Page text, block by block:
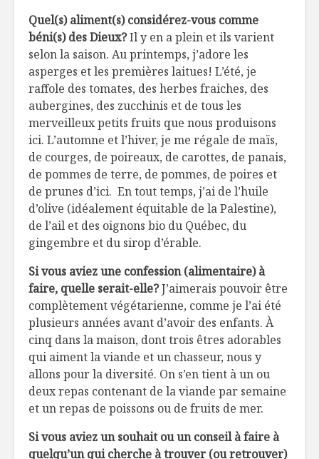
Quel(s) aliment(s) considérez-vous comme
béni(s) des Dieux?Il y en a plein et ils varient
selon la saison. Au printemps, j’adore les
asperges et les premières laitues! L’été, je
raffole des tomates, des herbes fraiches, des
aubergines, des zucchinis et de tous les
merveilleux petits fruits que nous produisons
ici. L’automne et l’hiver, je me régale de maïs,
de courges, de poireaux, de carottes, de panais,
de pommes de terre, de pommes, de poires et
de prunes d’ici. En tout temps, j’ai de l’huile
d’olive (idéalement équitable de la Palestine),
de l’ail et des oignons bio du Québec, du
gingembre et du sirop d’érable.
Si vous aviez une confession (alimentaire) à
faire, quelle serait-elle?J’aimerais pouvoir être
complètement végétarienne, comme je l’ai été
plusieurs années avant d’avoir des enfants. À
cinq dans la maison, dont trois êtres adorables
qui aiment la viande et un chasseur, nous y
allons pour la diversité. On s’en tient à un ou
deux repas contenant de la viande par semaine
et un repas de poissons ou de fruits de mer.
Si vous aviez un souhait ou un conseil à faire à
quelqu’un qui cherche à trouver (ou retrouver)